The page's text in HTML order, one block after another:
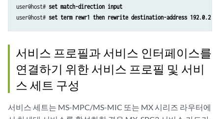
user@host# set match-direction input
user@host# set term rewr1 then rewrite destination-address
서비스 프로필과 서비스 인터페이스를
연결하기 위한 서비스 프로필 및 서비
스 세트 구성
서비스 세트는 MS-MPC/MS-MIC 또는 MX 시리즈 라우터에